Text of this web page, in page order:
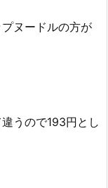
ヌードルの方が
うので193円とし